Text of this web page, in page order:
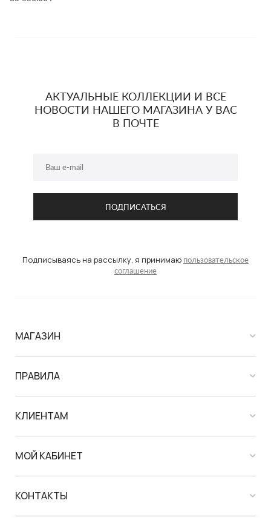
АКТУАЛЬНЫЕ КОЛЛЕКЦИИ И ВСЕ
НОВОСТИ НАШЕГО МАГАЗИНА У ВАС
В ПОЧТЕ
Подписываясь на рассылку, я принимаю пользовательское
соглашение
МАГАЗИН
ПРАВИЛА
КЛИЕНТАМ
МОЙ КАБИНЕТ
КОНТАКТЫ